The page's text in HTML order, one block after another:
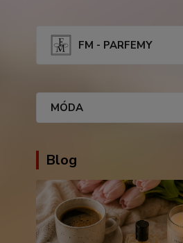
FM - PARFEMY
MÓDA
Blog